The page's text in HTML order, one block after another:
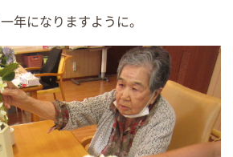
年になりますように。